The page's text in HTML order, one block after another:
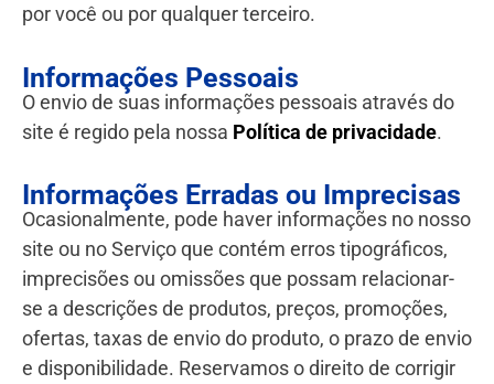
por você ou por qualquer terceiro.
Informações Pessoais
O envio de suas informações pessoais através do
site é regido pela nossa Política de privacidade.
Informações Erradas ou Imprecisas
Ocasionalmente, pode haver informações no nosso
site ou no Serviço que contém erros tipográficos,
imprecisões ou omissões que possam relacionar-
se a descrições de produtos, preços, promoções,
ofertas, taxas de envio do produto, o prazo de envio
e disponibilidade. Reservamos o direito de corrigir